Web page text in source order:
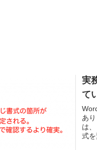
実
て
あ
は
式